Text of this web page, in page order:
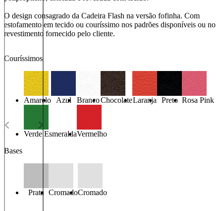
O design consagrado da Cadeira Flash na versão fofinha. Com
estofamento em tecido ou couríssimo nos padrões disponíveis ou no
revestimento fornecido pelo cliente.
Couríssimos
Amarelo Azul BrancoChocolateLaranja Preto Rosa Pink
Verde EsmeraldaVermelho
Bases
Prata CromadoCromado